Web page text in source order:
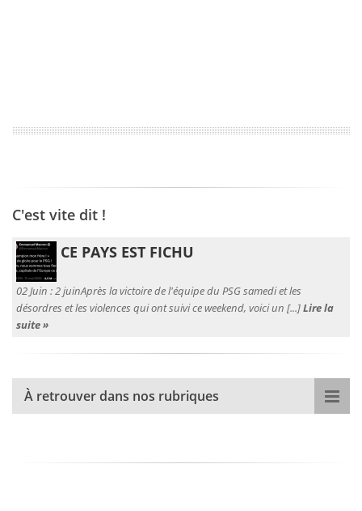
C'est vite dit !
CE PAYS EST FICHU
02 Juin :2 juinAprès la victoire de l'équipe du PSG samedi et les
désordres et les violences qui ont suivi ce weekend, voici un [...]Lire la
suite »
À retrouver dans nos rubriques